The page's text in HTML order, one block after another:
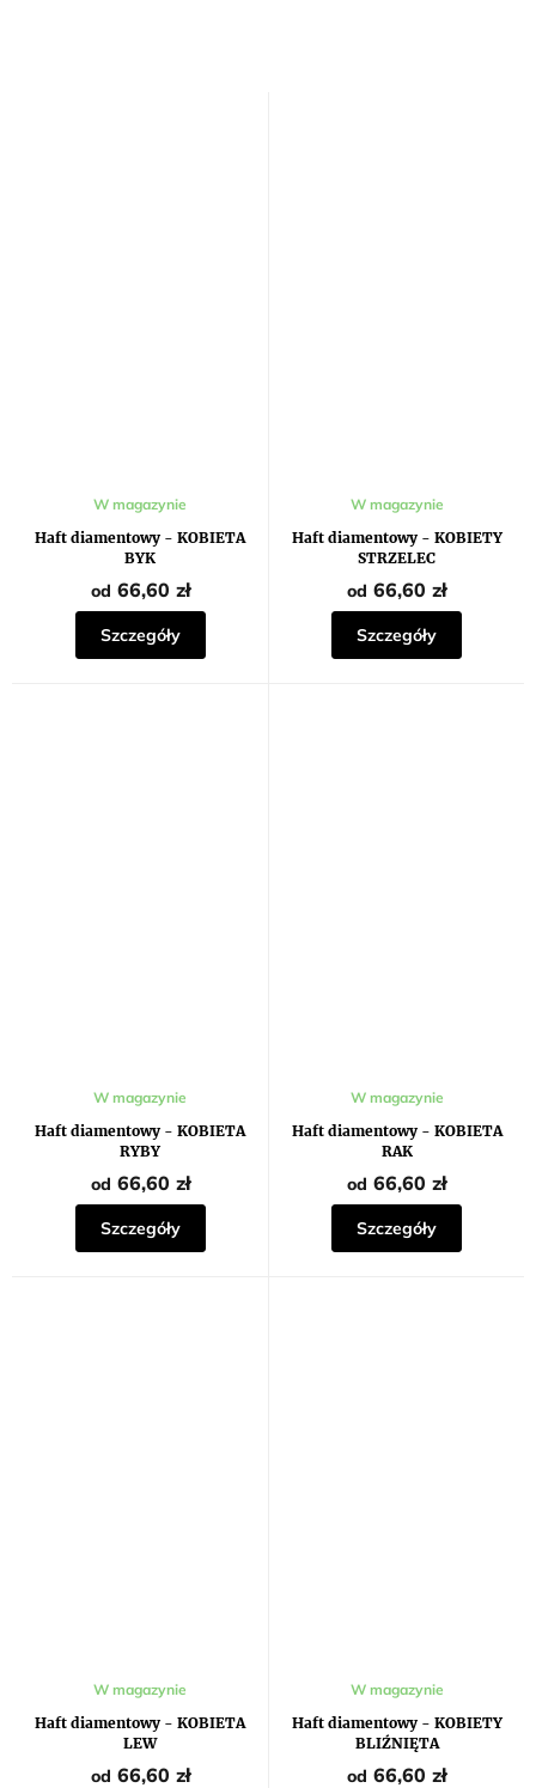
Haft diamentowy - KOBIETA
BYK
W magazynie
od 66,60 zł
Szczegóły
Haft diamentowy - KOBIETY
STRZELEC
W magazynie
od 66,60 zł
Szczegóły
Haft diamentowy - KOBIETA
RYBY
W magazynie
od 66,60 zł
Szczegóły
Haft diamentowy - KOBIETA
RAK
W magazynie
od 66,60 zł
Szczegóły
Haft diamentowy - KOBIETA
LEW
W magazynie
od 66,60 zł
Haft diamentowy - KOBIETY
BLIŹNIĘTA
W magazynie
od 66,60 zł